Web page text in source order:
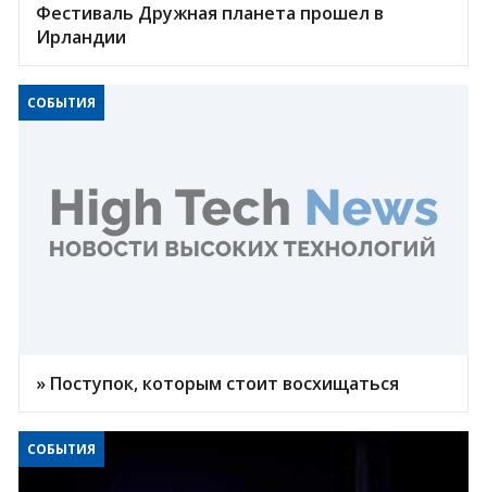
Фестиваль Дружная планета прошел в
Ирландии
СОБЫТИЯ
» Поступок, которым стоит восхищаться
СОБЫТИЯ